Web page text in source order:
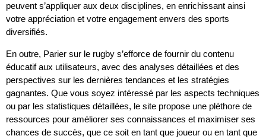
peuvent s’appliquer aux deux disciplines, en enrichissant ainsi
votre appréciation et votre engagement envers des sports
diversifiés.
En outre, Parier sur le rugby s’efforce de fournir du contenu
éducatif aux utilisateurs, avec des analyses détaillées et des
perspectives sur les dernières tendances et les stratégies
gagnantes. Que vous soyez intéressé par les aspects techniques
ou par les statistiques détaillées, le site propose une pléthore de
ressources pour améliorer ses connaissances et maximiser ses
chances de succès, que ce soit en tant que joueur ou en tant que